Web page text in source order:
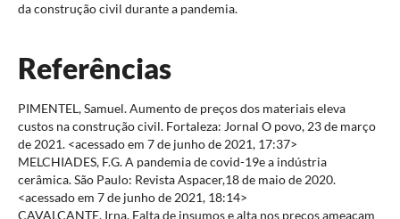
da construção civil durante a pandemia.
Referências
PIMENTEL, Samuel. Aumento de preços dos materiais eleva
custos na construção civil. Fortaleza: Jornal O povo, 23 de março
de 2021. <acessado em 7 de junho de 2021, 17:37>
MELCHIADES, F.G. A pandemia de covid-19e a indústria
cerâmica. São Paulo: Revista Aspacer,18 de maio de 2020.
<acessado em 7 de junho de 2021, 18:14>
CAVALCANTE, Irna. Falta de insumos e alta nos preços ameaçam